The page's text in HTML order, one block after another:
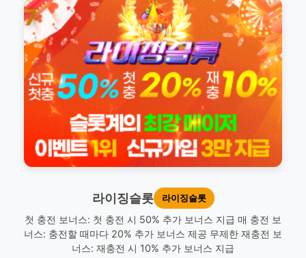
7
라이징슬롯 라이징슬롯
첫 충전 보너스: 첫 충전 시 50% 추가 보너스 지급 매 충전 보
너스: 충전할 때마다 20% 추가 보너스 제공 무제한 재충전 보
너스: 재충전 시 10% 추가 보너스 지급